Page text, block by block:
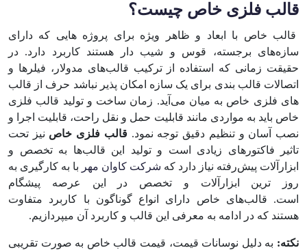
قالب فلزی خاص چیست؟
قالب خاص با ابعاد و ظاهر ویژه برای پروژه هایی که دارای
سازه‌های برجسته، قوس و شیب دار هستند کاربرد دارد. در
حقیقت زمانی که استفاده از ترکیب قالب‌های مدولار، فیلرها و
اتصالات قالب بندی برای یک سازه امکان پذیر نباشد حرف از قالب
های فلزی خاص به میان می‌آید. زمان ساخت و تولید قالب فلزی
خاص باید به مواردی مانند قابلیت حمل و نقل راحت، قابلیت اجرا و
نصب آسان و تنظیم دقیق توجه نمود. قالب فلزی خاص نیز تحت
تاثیر فاکتور‌های زیادی است و تولید این قالب‌ها به تخصص و
ابزارآلات پیش‌رفته نیاز دارد که شرکت کاوان مهر با به کارگیری به
روز ترین ابزارآلات و تخصص در این عرصه پیشگام
است. قالب‌های خاص دارای انواع گوناگون با کاربرد متفاوت
هستند که در ادامه به معرفی این قالب و کاربرد آن میپردازیم.
نکته: به دلیل نوسانات قیمت، قیمت قالب خاص به صورت تقریبی